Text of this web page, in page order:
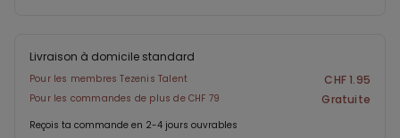
Livraison à domicile standard
Pour les membres Tezenis Talent CHF 1.95
Pour les commandes de plus de CHF 79 Gratuite
Reçois ta commande en 2-4 jours ouvrables